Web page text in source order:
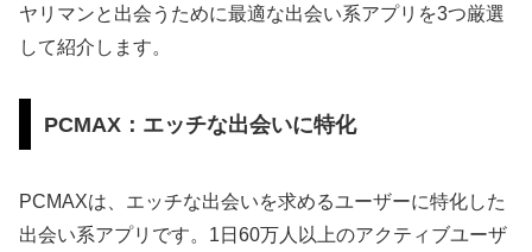
ヤリマンと出会うために最適な出会い系アプリを3つ厳選
して紹介します。
PCMAX：エッチな出会いに特化
PCMAXは、エッチな出会いを求めるユーザーに特化した
出会い系アプリです。1日60万人以上のアクティブユーザ